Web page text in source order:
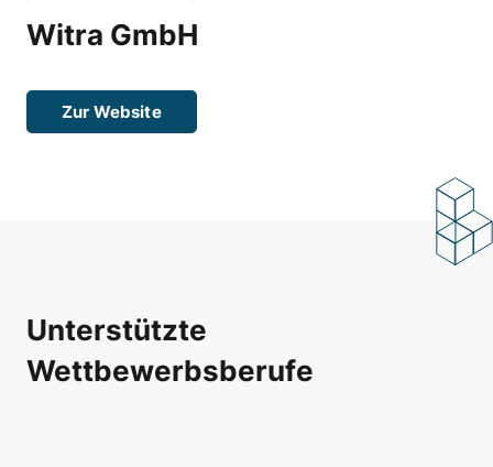
Witra GmbH
Zur Website
Unterstützte
Wettbewerbsberufe